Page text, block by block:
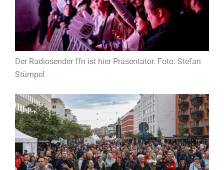
Der Radiosender ffn ist hier Präsentator. Foto: Stefan
Stümpel